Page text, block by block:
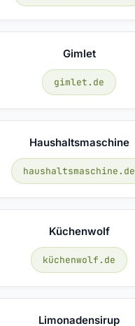
Gimlet
gimlet.de
Haushaltsmaschine
haushaltsmaschine.de
Küchenwolf
küchenwolf.de
Limonadensirup